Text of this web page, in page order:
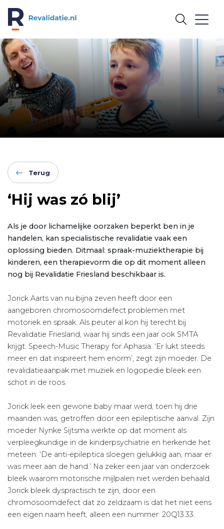
REVALIDATIE.NL
Terug
‘Hij was zó blij’
Als je door lichamelijke oorzaken beperkt ben in je
handelen, kan specialistische revalidatie vaak een
oplossing bieden. Ditmaal: spraak-muziektherapie bij
kinderen, een therapievorm die op dit moment alleen
nog bij Revalidatie Friesland beschikbaar is.
Jorick Aarts van nu bijna zeven heeft door een
aangeboren chromosoomdefect problemen met
motoriek en spraak. Als peuter al kon hij terecht bij
Revalidatie Friesland, waar hij sinds een jaar ook SMTA
krijgt: Speech-Music Therapy for Aphasia. ‘Er lukt steeds
meer en dat inspireert hem enorm’, zegt zijn moeder. De
revalidatieaanpak met muziek en logopedie bleek een
schot in de roos.
Jorick leek een gewone baby maar werd, toen hij drie
maanden was, getroffen door een epileptische aanval. Zijn
moeder Nynke Sijtsma werkte op dat moment als
verpleegkundige in de kinderpsychiatrie en herkende het
meteen: ‘De anti-epileptica sloegen gelukkig aan, maar er
was meer aan de hand.’ Na zeker een jaar van onderzoek
bleek waarom motorische mijlpalen niet werden behaald.
Jorick bleek dyspractisch te zijn, door een
chromosoomdefect dat zo zeldzaam is dat het niet eens
een eigen naam heeft, alleen een nummer: 20Q13.33.